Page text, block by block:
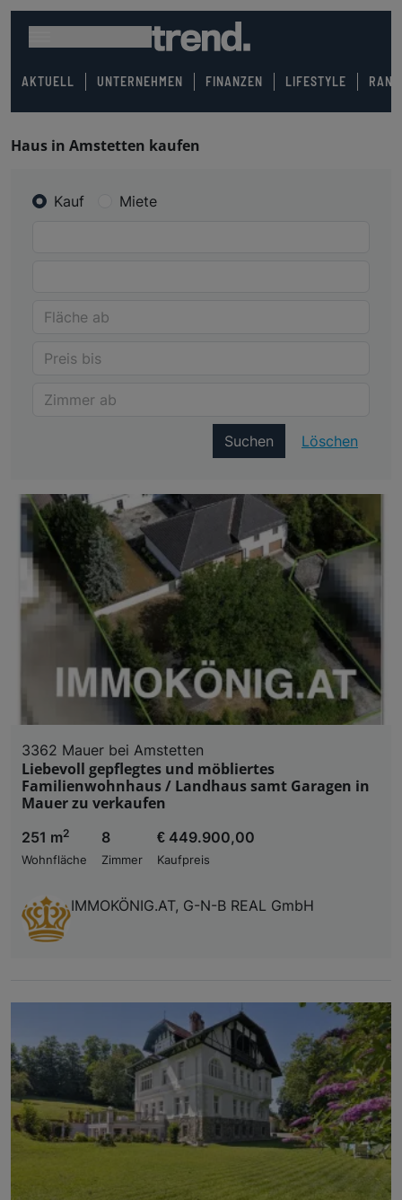
AKTUELL UNTERNEHMEN FINANZEN LIFESTYLE
Haus in Amstetten kaufen
Kauf Miete
Suchen Löschen
3362 Mauer bei Amstetten
Liebevoll gepflegtes und möbliertes
Familienwohnhaus / Landhaus samt Garagen in
Mauer zu verkaufen
251 m2
Wohnfläche
8
Zimmer
€ 449.900,00
Kaufpreis
IMMOKÖNIG.AT, G-N-B REAL GmbH